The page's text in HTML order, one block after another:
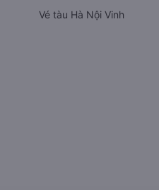
Vé tàu Hà Nội Vinh